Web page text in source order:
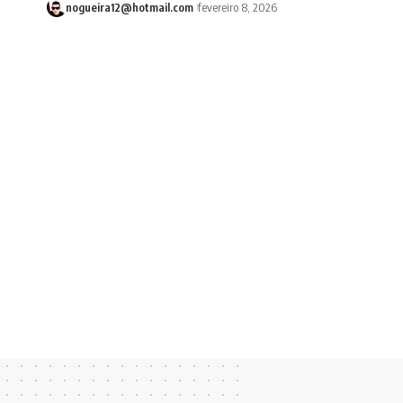
nogueira12@hotmail.com fevereiro 8, 2026